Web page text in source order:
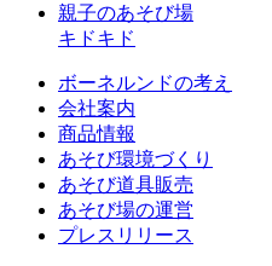
親子のあそび場
キドキド
ボーネルンドの考え
会社案内
商品情報
あそび環境づくり
あそび道具販売
あそび場の運営
プレスリリース